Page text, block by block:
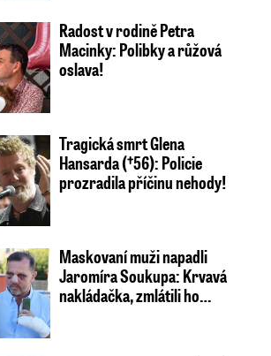
Radost v rodině Petra
Macinky: Polibky a růžová
oslava!
Tragická smrt Glena
Hansarda (†56): Policie
prozradila příčinu nehody!
Maskovaní muži napadli
Jaromíra Soukupa: Krvavá
nakládačka, zmlátili ho…